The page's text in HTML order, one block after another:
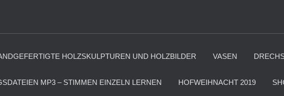
HOLZSKULPTUREN UND HOLZBILDER VASEN
MP3 – STIMMEN EINZELN LERNEN HOFWEIHNACHT 2019